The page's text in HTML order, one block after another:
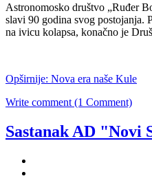
Astronomosko društvo „Ruđer
slavi 90 godina svog postojanja.
na ivicu kolapsa, konačno je
Opširnije: Nova era naše Kule
Write comment (1 Comment)
Sastanak AD "Novi